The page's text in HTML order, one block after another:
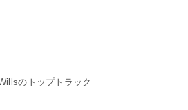
のトップトラック